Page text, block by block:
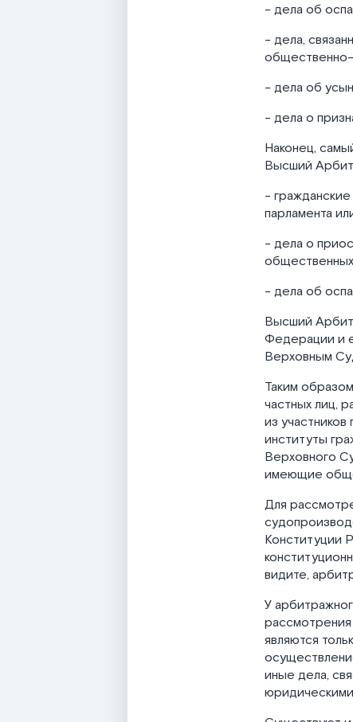
- дела об
- дела,
общественно-
- дела об
- дела о
Наконец,
Высший
-
парламента
- дела о
- дела об
Высший
Федерации и
Верховным
Таким
частных лиц,
из
институты
Верховного
имеющие
Для
Конституции
видите,
У
рассмотрения
являются
иные дела,